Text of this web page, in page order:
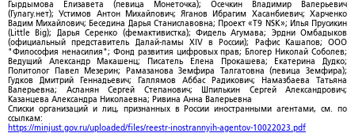
Гырдымова Елизавета (певица Монеточка); Осечкин Владимир Валерьевич
(Гулагу.нет); Устимов Антон Михайлович; Яганов Ибрагим Хасанбиевич; Харченко
Вадим Михайлович; Беседина Дарья Станиславовна; Проект «T9 NSK»; Илья Прусикин
(Little Big); Дарья Серенко (фемактивистка); Фидель Агумава; Эрдни Омбадыков
(официальный представитель Далай-ламы XIV в России); Рафис Кашапов; ООО
"Философия ненасилия"; Фонд развития цифровых прав; Блогер Николай Соболев;
Ведущий Александр Макашенц; Писатель Елена Прокашева; Екатерина Дудко;
Политолог Павел Мезерин; Рамазанова Земфира Талгатовна (певица Земфира);
Гудков Дмитрий Геннадьевич; Галлямов Аббас Радикович; Намазбаева Татьяна
Валерьевна; Асланян Сергей Степанович; Шпилькин Сергей Александрович;
Казанцева Александра Николаевна; Ривина Анна Валерьевна
Списки организаций и лиц, признанных в России иностранными агентами, см. по
ссылкам:
https://minjust.gov.ru/uploaded/files/reestr-inostrannyih-agentov-10022023.pdf